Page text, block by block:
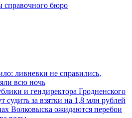
справочного бюро
ливневки не справились,
всю ночь
и гендиректора Гродненского
судить за взятки на 1,8 млн рублей
Волковыска ожидаются перебои